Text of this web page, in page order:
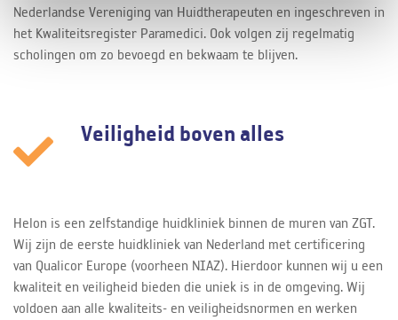
Nederlandse Vereniging van Huidtherapeuten en ingeschreven in
het Kwaliteitsregister Paramedici. Ook volgen zij regelmatig
scholingen om zo bevoegd en bekwaam te blijven.
Veiligheid boven alles
Helon is een zelfstandige huidkliniek binnen de muren van ZGT.
Wij zijn de eerste huidkliniek van Nederland met certificering
van Qualicor Europe (voorheen NIAZ). Hierdoor kunnen wij u een
kwaliteit en veiligheid bieden die uniek is in de omgeving. Wij
voldoen aan alle kwaliteits- en veiligheidsnormen en werken